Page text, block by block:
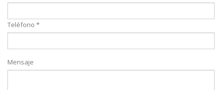
Teléfono *
Mensaje